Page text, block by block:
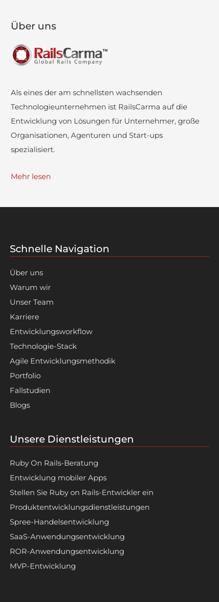
Über uns
Als eines der am schnellsten wachsenden
Technologieunternehmen ist RailsCarma auf die
Entwicklung von Lösungen für Unternehmer, große
Organisationen, Agenturen und Start-ups
spezialisiert.
Mehr lesen
Schnelle Navigation
Über uns
Warum wir
Unser Team
Karriere
Entwicklungsworkflow
Technologie-Stack
Agile Entwicklungsmethodik
Portfolio
Fallstudien
Blogs
Unsere Dienstleistungen
Ruby On Rails-Beratung
Entwicklung mobiler Apps
Stellen Sie Ruby on Rails-Entwickler ein
Produktentwicklungsdienstleistungen
Spree-Handelsentwicklung
SaaS-Anwendungsentwicklung
ROR-Anwendungsentwicklung
MVP-Entwicklung